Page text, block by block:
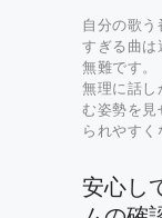
自分の歌う
すぎる曲は
無難です。
無理に話し
む姿勢を見
られやすく
安心し